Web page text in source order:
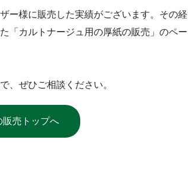
ー様に販売した実績がございます。その経
「カルトナージュ用の厚紙の販売」のペー
、ぜひご相談ください。
販売トップへ